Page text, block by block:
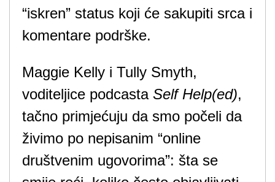
“iskren” status koji će sakupiti srca i
komentare podrške.
Maggie Kelly i Tully Smyth,
voditeljice podcasta Self Help(ed),
tačno primjećuju da smo počeli da
živimo po nepisanim “online
društvenim ugovorima”: šta se